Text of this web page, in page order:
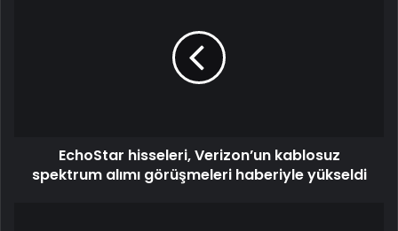
EchoStar hisseleri, Verizon’un kablosuz
spektrum alımı görüşmeleri haberiyle yükseldi